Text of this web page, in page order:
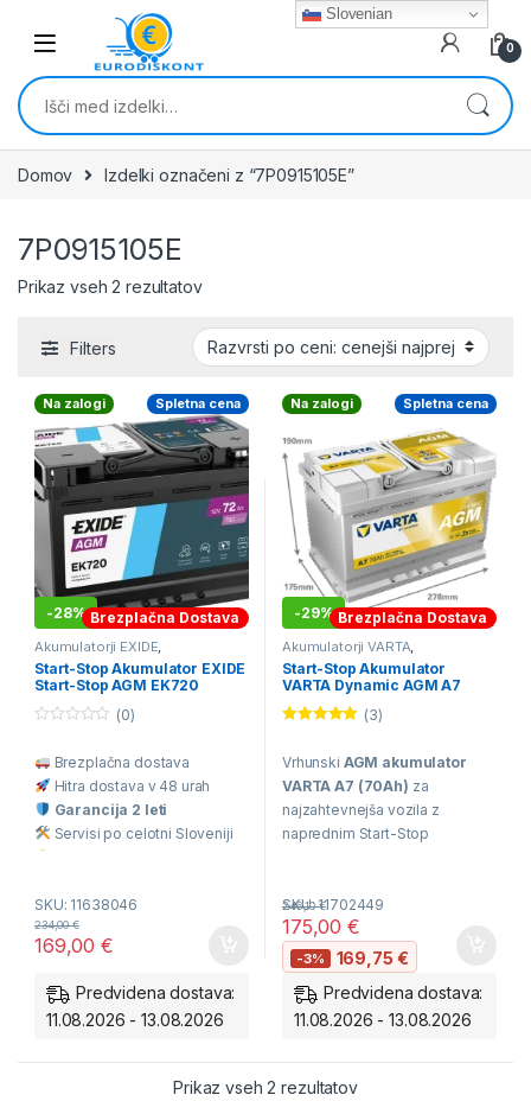
Skip to navigation
0
Išči:
Domov Izdelki označeni z “7P0915105E”
7P0915105E
Prikaz vseh 2 rezultatovRazvrščeno po ceni: od najnižje do
Filters
Na zalogi
-28%
Spletna cena
Brezplačna Dostava
Akumulatorji EXIDE,
Avtomobilski Akumulatorji,
Start&Stop Akumulatorji 70Ah-
85Ah
Start-Stop Akumulator EXIDE
Start-Stop AGM EK720
u
o
f
5
(0)
Brezplačna dostava
Hitra dostava v 48 urah
Garancija 2 leti
Servisi po celotni Sloveniji
SKU: 11638046
169,00€
234,00€
Predvidena dostava:
11.08.2026 - 13.08.2026
Na zalogi
-29%
Spletna cena
Brezplačna Dostava
Akumulatorji VARTA,
Avtomobilski Akumulatorji
BESTSELERJI,Start&Stop
Akumulatorji 70Ah-85Ah
Start-Stop Akumulator
VARTA Dynamic AGM A7
(3)
Vrhunski AGM akumulator
VARTA A7 (70Ah) za
najzahtevnejša vozila z
naprednim Start-Stop
Zmogljivost:
življenjska doba v primerjavi
s klasičnimi akumulatorji.
Varnost:AGM tehnologija –
popolnoma odporen na
Zagon:
SKU: 11702449
175,00€
246,10€
-3% 169,75 €
Predvidena dostava:
11.08.2026 - 13.08.2026
Prikaz vseh 2 rezultatovRazvrščeno po ceni:
Slovenian